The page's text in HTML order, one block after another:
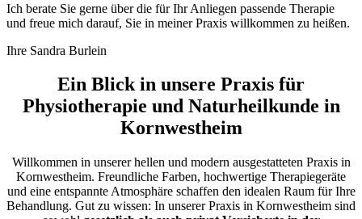
Ich berate Sie gerne über die für Ihr Anliegen passende Therapie
und freue mich darauf, Sie in meiner Praxis willkommen zu heißen.
Ihre Sandra Burlein
Ein Blick in unsere Praxis für
Physiotherapie und Naturheilkunde in
Kornwestheim
Willkommen in unserer hellen und modern ausgestatteten Praxis in
Kornwestheim. Freundliche Farben, hochwertige Therapiegeräte
und eine entspannte Atmosphäre schaffen den idealen Raum für Ihre
Behandlung. Gut zu wissen: In unserer Praxis in Kornwestheim sind